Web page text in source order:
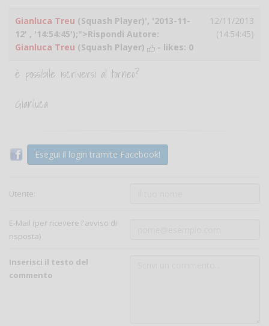
Gianluca Treu (Squash Player)', '2013-11-
12' , '14:54:45');">Rispondi Autore:
Gianluca Treu (Squash Player) - likes: 0
12/11/2013
(14:54:45)
è possibile iscriversi al torneo?
Gianluca
Esegui il login tramite Facebook!
Utente:
E-Mail (per ricevere l'avviso di
risposta)
Inserisci il testo del
commento